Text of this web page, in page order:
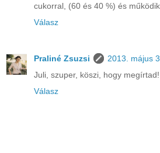
cukorral, (60 és 40 %) és
Válasz
Praliné Zsuzsi
2013. május
Juli, szuper, köszi, hogy
Válasz